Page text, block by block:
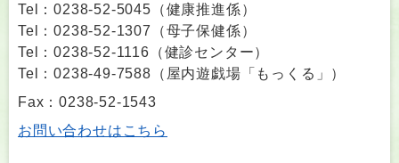
Tel：0238-52-5045 （健康推進係）
Tel：0238-52-1307
（母子保健係）
Tel：0238-52-1116 （健診センター）
Tel：0238-49-7588 （ 屋内遊戯場「もっくる」 ）
Fax：0238-52-1543
お問い合わせはこちら